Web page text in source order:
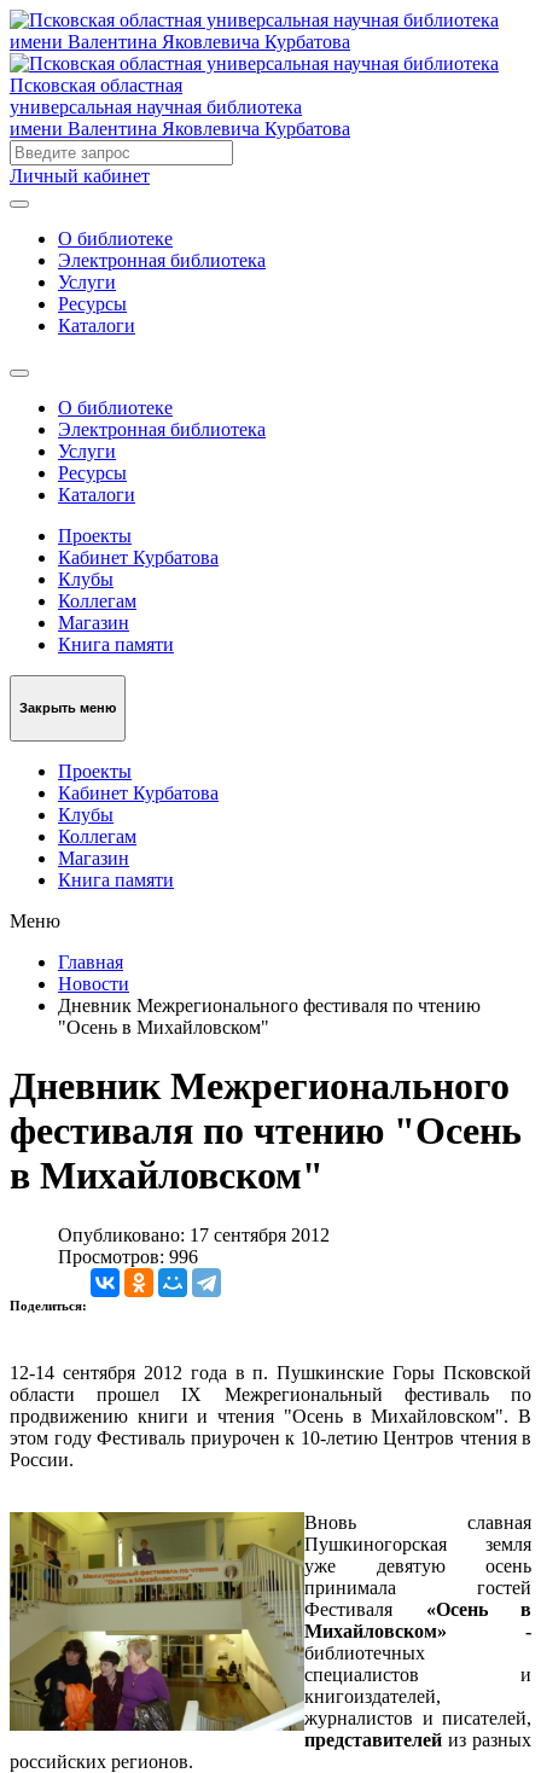
Псковская областная
универсальная научная библиотека
имени Валентина Яковлевича Курбатова
Личный кабинет
О библиотеке
Электронная библиотека
Услуги
Ресурсы
Каталоги
О библиотеке
Электронная библиотека
Услуги
Ресурсы
Каталоги
Проекты
Кабинет Курбатова
Клубы
Коллегам
Магазин
Книга памяти
Закрыть меню
Проекты
Кабинет Курбатова
Клубы
Коллегам
Магазин
Книга памяти
Меню
Главная
Новости
Дневник Межрегионального фестиваля по чтению
"Осень в Михайловском"
Дневник Межрегионального
фестиваля по чтению "Осень
в Михайловском"
Опубликовано: 17 сентября 2012
Просмотров: 996
Поделиться:
12-14 сентября 2012 года в п. Пушкинские Горы Псковской
области прошел IX Межрегиональный фестиваль по
продвижению книги и чтения "Осень в Михайловском". В
этом году Фестиваль приурочен к 10-летию Центров чтения в
России.
Вновь славная
Пушкиногорская земля
уже девятую осень
принимала гостей
Фестиваля «Осень в
Михайловском» -
библиотечных
специалистов и
книгоиздателей,
журналистов и писателей,
представителей из разных
российских регионов.